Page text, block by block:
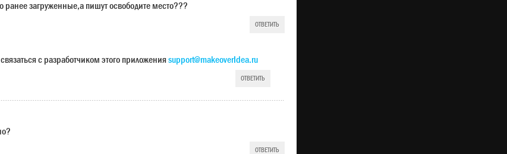
ранее загруженные,а пишут освободите место???
ОТВЕТИТЬ
с разработчиком этого приложенияsupport@makeoverIdea.ru
ОТВЕТИТЬ
ОТВЕТИТЬ